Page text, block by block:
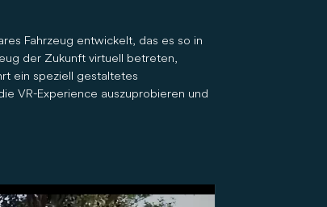
Fahrzeug entwickelt, das es so in
der Zukunft virtuell betreten,
ein speziell gestaltetes
VR-Experience auszuprobieren und